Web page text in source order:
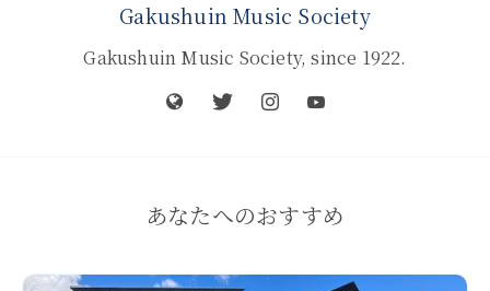
Gakushuin Music Society
Gakushuin Music Society, since 1922.
あなたへのおすすめ